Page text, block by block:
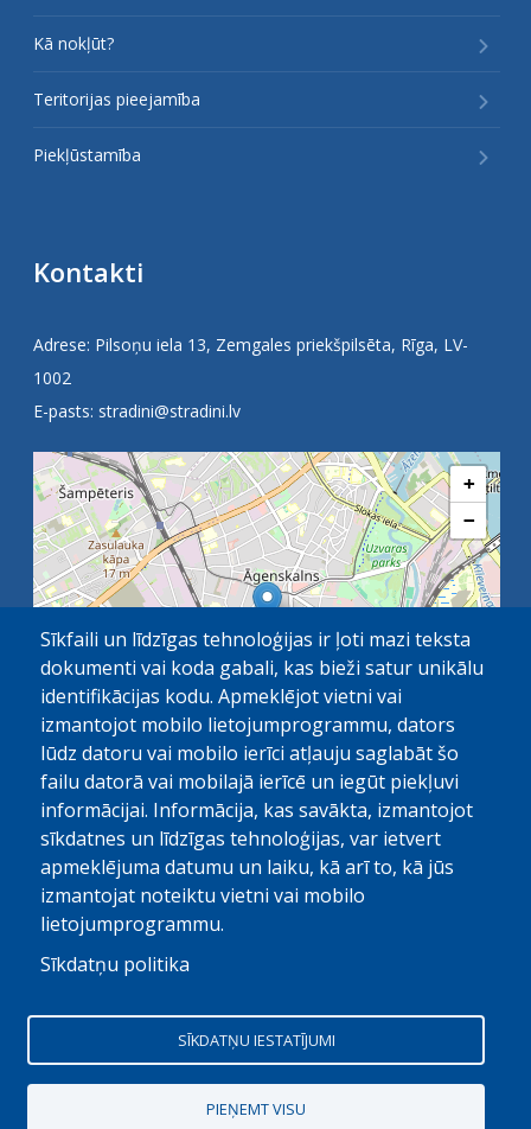
Kā nokļūt?
Teritorijas pieejamība
Piekļūstamība
Kontakti
Adrese: Pilsoņu iela 13, Zemgales priekšpilsēta, Rīga, LV-
1002
E-pasts: stradini@stradini.lv
+
−
1 km OpenStreetMap contributors
Visas tiesības aizsargātas. Pārpublicēšanas gadijumā atsauce
Sīkfaili un līdzīgas tehnoloģijas ir ļoti mazi teksta
dokumenti vai koda gabali, kas bieži satur unikālu
identifikācijas kodu. Apmeklējot vietni vai
izmantojot mobilo lietojumprogrammu, dators
lūdz datoru vai mobilo ierīci atļauju saglabāt šo
failu datorā vai mobilajā ierīcē un iegūt piekļuvi
informācijai. Informācija, kas savākta, izmantojot
sīkdatnes un līdzīgas tehnoloģijas, var ietvert
apmeklējuma datumu un laiku, kā arī to, kā jūs
izmantojat noteiktu vietni vai mobilo
lietojumprogrammu.
Sīkdatņu politika
SĪKDATŅU IESTATĪJUMI
PIEŅEMT VISU